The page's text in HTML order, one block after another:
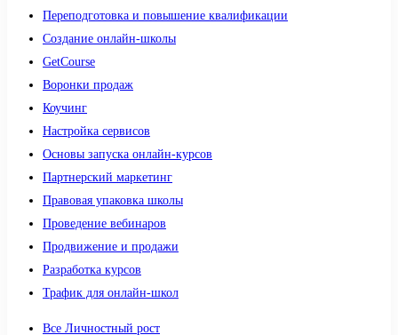
Переподготовка и повышение квалификации
Создание онлайн-школы
GetCourse
Воронки продаж
Коучинг
Настройка сервисов
Основы запуска онлайн-курсов
Партнерский маркетинг
Правовая упаковка школы
Проведение вебинаров
Продвижение и продажи
Разработка курсов
Трафик для онлайн-школ
Все Личностный рост